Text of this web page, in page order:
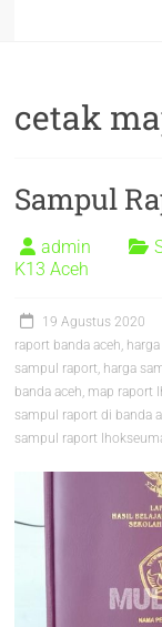
cetak
Sampul
admin
K13 Aceh
19 Agustus 2020
raport banda aceh,
sampul raport, harga
banda aceh, map raport
sampul raport di banda
sampul raport